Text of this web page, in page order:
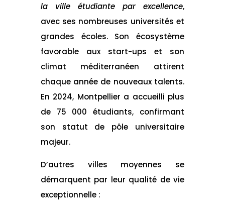
la ville étudiante par excellence,
avec ses nombreuses universités et
grandes écoles. Son écosystème
favorable aux start-ups et son
climat méditerranéen attirent
chaque année de nouveaux talents.
En 2024, Montpellier a accueilli plus
de 75 000 étudiants, confirmant
son statut de pôle universitaire
majeur.
D’autres villes moyennes se
démarquent par leur qualité de vie
exceptionnelle :